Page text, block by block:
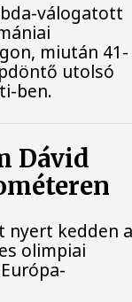
válogatott
miután 41-
utolsó
ben.
Dávid
nyert kedden
olimpiai